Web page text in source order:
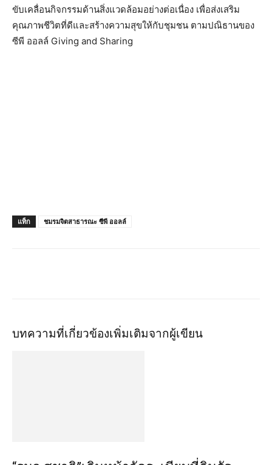
ขับเคลื่อนกิจกรรมด้านสิ่งแวดล้อมอย่างต่อเนื่อง เพื่อส่งเสริม
คุณภาพชีวิตที่ดีและสร้างความสุขให้กับชุมชน ตามปณิธานของ
ซีพี ออลล์ Giving and Sharing
แท็ก ชมรมจิตสาธารณะ ซีพี ออลล์
บทความที่เกี่ยวข้องเพิ่มเติมจากผู้เขียน